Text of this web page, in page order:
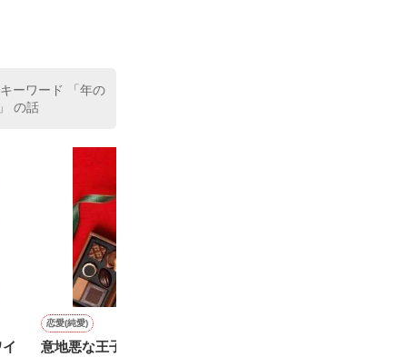
居まで提案
ーワード 「年の
の話
恋愛(純愛)
意地悪な王子様とのヤキモ